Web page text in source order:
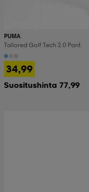
PUMA
Tailored Golf Tech 2.0 Pant
34,99
Suositushinta 77,99